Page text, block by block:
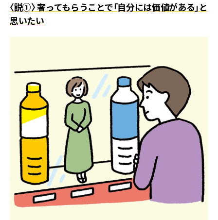
〈説①〉 奢ってもらうことで「自分には価値がある」と
思いたい